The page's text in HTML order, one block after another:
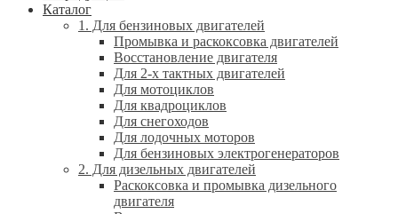
Каталог
1. Для бензиновых двигателей
Промывка и раскоксовка двигателей
Восстановление двигателя
Для 2-х тактных двигателей
Для мотоциклов
Для квадроциклов
Для снегоходов
Для лодочных моторов
Для бензиновых электрогенераторов
2. Для дизельных двигателей
Раскоксовка и промывка дизельного
двигателя